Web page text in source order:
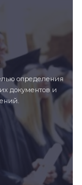
определения
документов и